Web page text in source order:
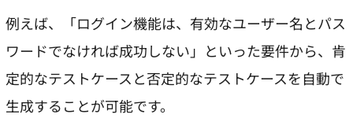
例えば、「ログイン機能は、有効なユーザー名とパス
ワードでなければ成功しない」といった要件から、肯
定的なテストケースと否定的なテストケースを自動で
生成することが可能です。